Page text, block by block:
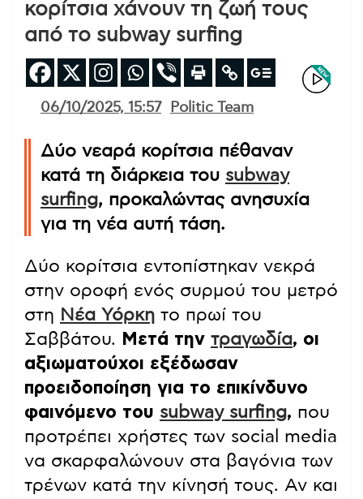
κορίτσια χάνουν τη ζωή τους
από το subway surfing
06/10/2025, 15:57 Politic Team
Δύο νεαρά κορίτσια πέθαναν
κατά τη διάρκεια του subway
surfing, προκαλώντας ανησυχία
για τη νέα αυτή τάση.
Δύο κορίτσια εντοπίστηκαν νεκρά
στην οροφή ενός συρμού του μετρό
στη Νέα Υόρκη το πρωί του
Σαββάτου.
Μετά την τραγωδία, οι
αξιωματούχοι εξέδωσαν
προειδοποίηση για το επικίνδυνο
φαινόμενο του subway surfing, που
προτρέπει χρήστες των social media
να σκαρφαλώνουν στα βαγόνια των
τρένων κατά την κίνησή τους. Αν και